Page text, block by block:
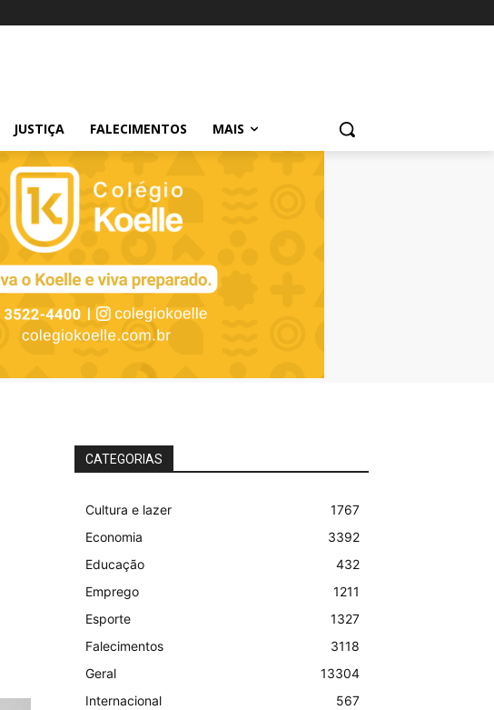
JUSTIÇA FALECIMENTOS MAIS
CATEGORIAS
Cultura e lazer
1767
Economia
3392
Educação
432
Emprego
1211
Esporte
1327
Falecimentos
3118
Geral
13304
Internacional
567